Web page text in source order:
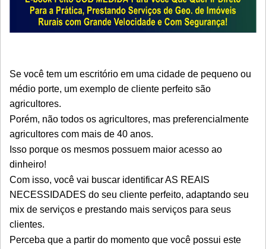
Se você tem um escritório em uma cidade de pequeno ou
médio porte, um exemplo de cliente perfeito são
agricultores.
Porém, não todos os agricultores, mas preferencialmente
agricultores com mais de 40 anos.
Isso porque os mesmos possuem maior acesso ao
dinheiro!
Com isso, você vai buscar identificar AS REAIS
NECESSIDADES do seu cliente perfeito, adaptando seu
mix de serviços e prestando mais serviços para seus
clientes.
Perceba que a partir do momento que você possui este